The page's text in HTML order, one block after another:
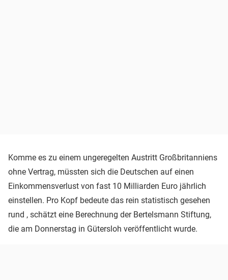
Komme es zu einem ungeregelten Austritt Großbritanniens
ohne Vertrag, müssten sich die Deutschen auf einen
Einkommensverlust von fast 10 Milliarden Euro jährlich
einstellen. Pro Kopf bedeute das rein statistisch gesehen
rund , schätzt eine Berechnung der Bertelsmann Stiftung,
die am Donnerstag in Gütersloh veröffentlicht wurde.